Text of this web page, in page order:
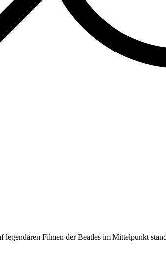
Filmen der Beatles im Mittelpunkt